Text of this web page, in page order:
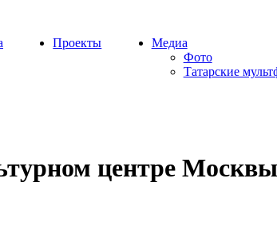
Проекты
Медиа
Фото
Татарские
центре